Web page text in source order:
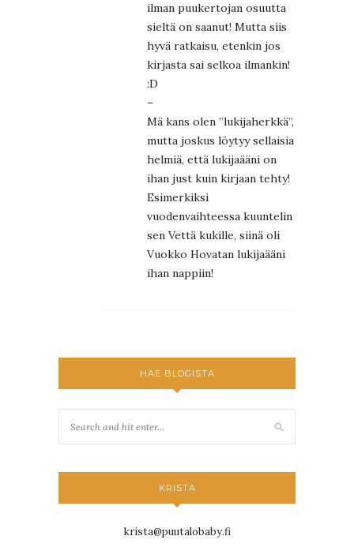
ilman puukertojan osuutta
sieltä on saanut! Mutta siis
hyvä ratkaisu, etenkin jos
kirjasta sai selkoa ilmankin!
:D
–
Mä kans olen ”lukijaherkkä”,
mutta joskus löytyy sellaisia
helmiä, että lukijaääni on
ihan just kuin kirjaan tehty!
Esimerkiksi
vuodenvaihteessa kuuntelin
sen Vettä kukille, siinä oli
Vuokko Hovatan lukijaääni
ihan nappiin!
HAE BLOGISTA
KRISTA
krista@puutalobaby.fi